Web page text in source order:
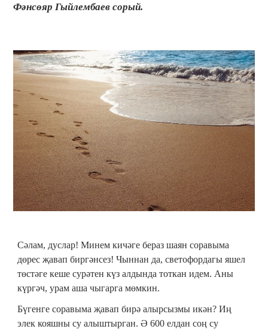
Фәнсөяр Гыйлембаев сорый.
Сәлам, дуслар! Минем кичәге бераз шаян соравыма
дөрес җавап биргәнсез! Чыннан да, светофордагы яшел
төстәге кеше сурәтен күз алдында тоткан идем. Аны
күргәч, урам аша чыгарга мөмкин.
Бүгенге соравыма җавап бирә алырсызмы икән? Иң
элек кояшны су алыштырган. Ә 600 елдан соң су